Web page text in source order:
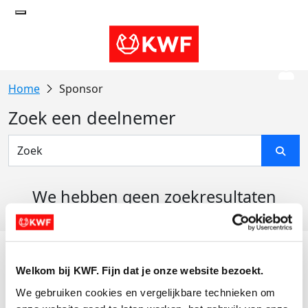
Welkom bij KWF. Fijn dat je onze website bezoekt.
We gebruiken cookies en vergelijkbare technieken om
Sponsor
Zoek een deelnemer
We hebben geen zoekresultaten
Actiematerialen
Evenementen